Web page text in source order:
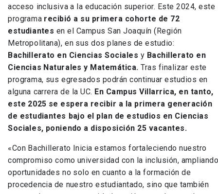
acceso inclusiva a la educación superior. Este 2024, este
programa recibió a su primera cohorte de 72
estudiantes en el Campus San Joaquín (Región
Metropolitana), en sus dos planes de estudio:
Bachillerato en Ciencias Sociales y Bachillerato en
Ciencias Naturales y Matemática. Tras finalizar este
programa, sus egresados podrán continuar estudios en
alguna carrera de la UC. En Campus Villarrica, en tanto,
este 2025 se espera recibir a la primera generación
de estudiantes bajo el plan de estudios en Ciencias
Sociales, poniendo a disposición 25 vacantes.
«Con Bachillerato Inicia estamos fortaleciendo nuestro
compromiso como universidad con la inclusión,
oportunidades no solo en cuanto a la formación de
procedencia de nuestro estudiantado, sino que también